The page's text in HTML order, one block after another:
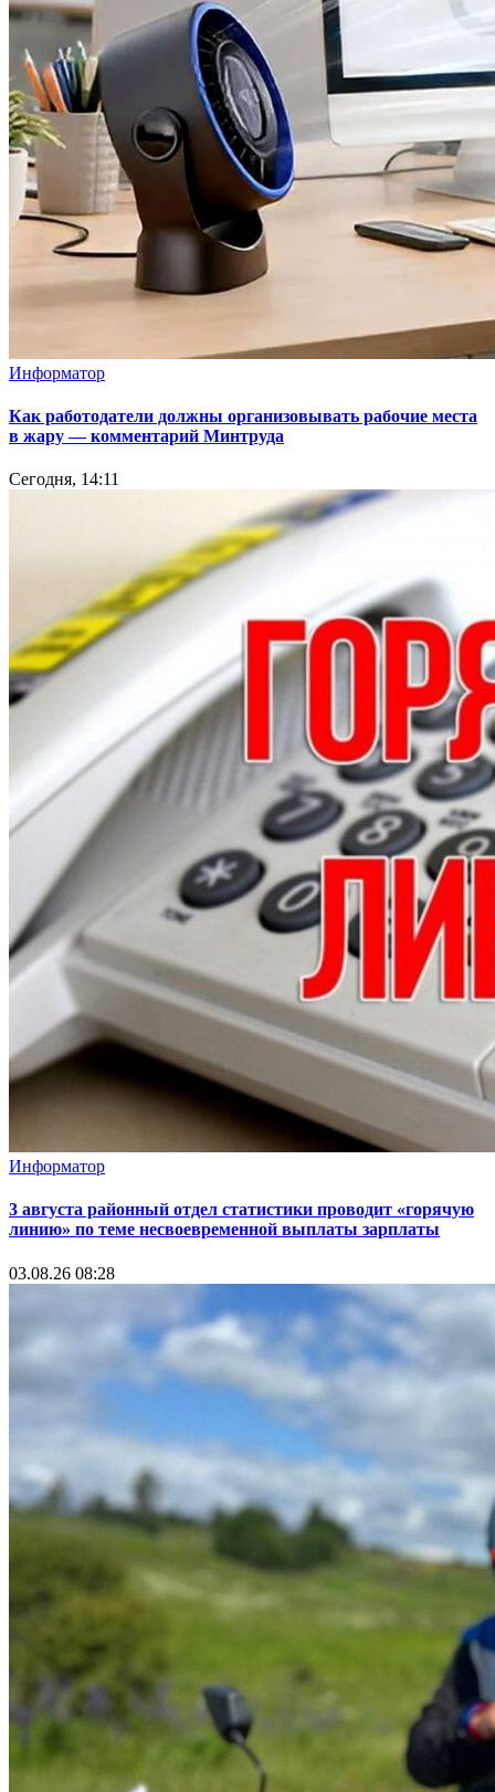
Информатор
Как работодатели должны организовывать рабочие места
в жару — комментарий Минтруда
Сегодня, 14:11
Информатор
3 августа районный отдел статистики проводит «горячую
линию» по теме несвоевременной выплаты зарплаты
03.08.26 08:28